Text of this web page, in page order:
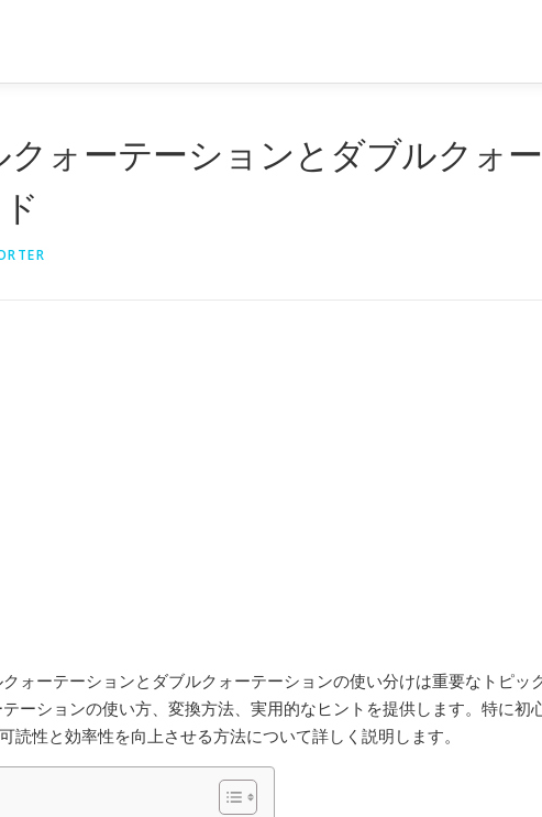
ォーテーションとダブルクォー
ォーテーションとダブルクォーテーションの使い分けは重要なトピッ
ーションの使い方、変換方法、実用的なヒントを提供します。特に初
性と効率性を向上させる方法について詳しく説明します。